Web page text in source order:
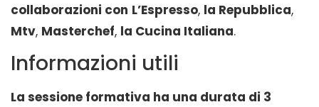
collaborazioni con L’Espresso, la Repubblica,
Mtv, Masterchef, la Cucina Italiana.
Informazioni utili
La sessione formativa ha una durata di 3